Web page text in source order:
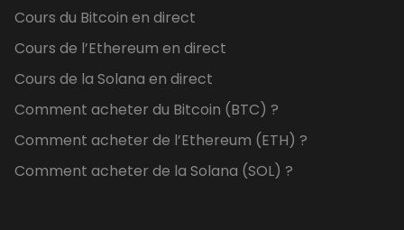
Cours du Bitcoin en direct
Cours de l’Ethereum en direct
Cours de la Solana en direct
Comment acheter du Bitcoin (BTC) ?
Comment acheter de l’Ethereum (ETH) ?
Comment acheter de la Solana (SOL) ?